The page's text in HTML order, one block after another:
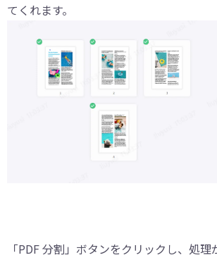
てくれます。
「PDF 分割」ボタンをクリックし、処